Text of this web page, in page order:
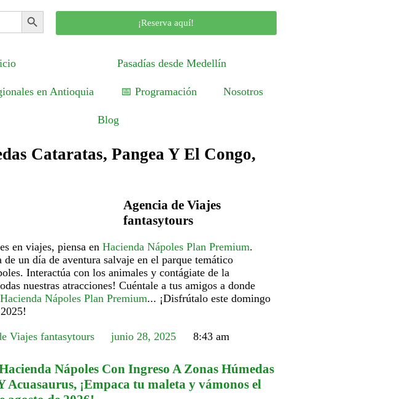
Botón de búsqueda
¡Reserva aquí!
Pasadías desde Medellín
en Antioquia 📅 Programación Nosotros
Blog
Cataratas, Pangea Y El Congo,
Agencia de Viajes
fantasytours
en viajes, piensa en Hacienda Nápoles Plan Premium.
un día de aventura salvaje en el parque temático
Interactúa con los animales y contágiate de la
nuestras atracciones! Cuéntale a tus amigos a donde
Hacienda Nápoles Plan Premium... ¡Disfrútalo este domingo
Viajes fantasytours junio 28, 2025 8:43 am
Nápoles Con Ingreso A Zonas Húmedas
Acuasaurus, ¡Empaca tu maleta y vámonos el